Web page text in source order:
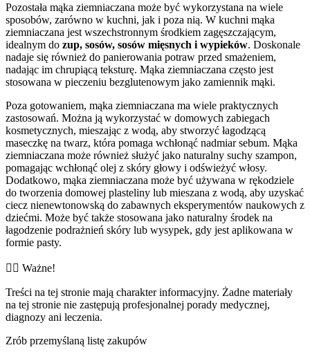
Pozostała mąka ziemniaczana może być wykorzystana na wiele
sposobów, zarówno w kuchni, jak i poza nią. W kuchni mąka
ziemniaczana jest wszechstronnym środkiem zagęszczającym,
idealnym do zup, sosów, sosów mięsnych i wypieków. Doskonale
nadaje się również do panierowania potraw przed smażeniem,
nadając im chrupiącą teksturę. Mąka ziemniaczana często jest
stosowana w pieczeniu bezglutenowym jako zamiennik mąki.
Poza gotowaniem, mąka ziemniaczana ma wiele praktycznych
zastosowań. Można ją wykorzystać w domowych zabiegach
kosmetycznych, mieszając z wodą, aby stworzyć łagodzącą
maseczkę na twarz, która pomaga wchłonąć nadmiar sebum. Mąka
ziemniaczana może również służyć jako naturalny suchy szampon,
pomagając wchłonąć olej z skóry głowy i odświeżyć włosy.
Dodatkowo, mąka ziemniaczana może być używana w rękodziele
do tworzenia domowej plasteliny lub mieszana z wodą, aby uzyskać
ciecz nienewtonowską do zabawnych eksperymentów naukowych z
dziećmi. Może być także stosowana jako naturalny środek na
łagodzenie podrażnień skóry lub wysypek, gdy jest aplikowana w
formie pasty.
👨‍⚕️️ Ważne!
Treści na tej stronie mają charakter informacyjny. Żadne materiały
na tej stronie nie zastępują profesjonalnej porady medycznej,
diagnozy ani leczenia.
Zrób przemyślaną listę zakupów